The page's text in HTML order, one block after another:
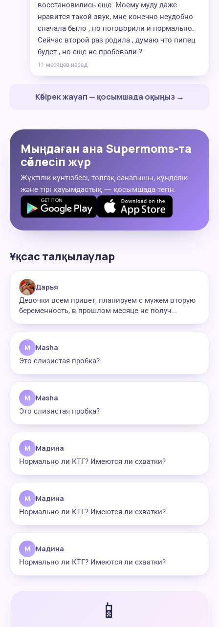
восстановились еще. Моему муду даже
нравится такой звук, мне конечно неудобно
сначала было , но поговорили и нормально.
Сейчас второй раз родила , думаю что пипец
будет , но еще не пробовали ?
11 месяцев назад
Көбірек жауап — қосымшада оқыңыз →
Мыңдаған ана Supermoms-та
сөйлесіп жүр
Жүктілік күнтізбесі, толғақ санағышы, күнделік
және тірі қауымдастық — қосымшада тегін.
Ұқсас талқылаулар
Дарья
Девочки всем привет, планируем с мужем вторую
беременность, в прошлом месяце не получ...
M Masha
Это слизистая пробка?
M Masha
Это слизистая пробка?
М Мадина
Нормально ли КТГ? Имеются ли схватки?
М Мадина
Нормально ли КТГ? Имеются ли схватки?
М Мадина
Нормально ли КТГ? Имеются ли схватки?
📱